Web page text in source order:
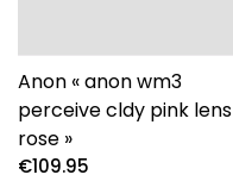
Anon « anon wm3
perceive cldy pink lens
rose »
€109.95